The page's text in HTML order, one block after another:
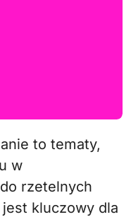
w
rzetelnych
kluczowy dla